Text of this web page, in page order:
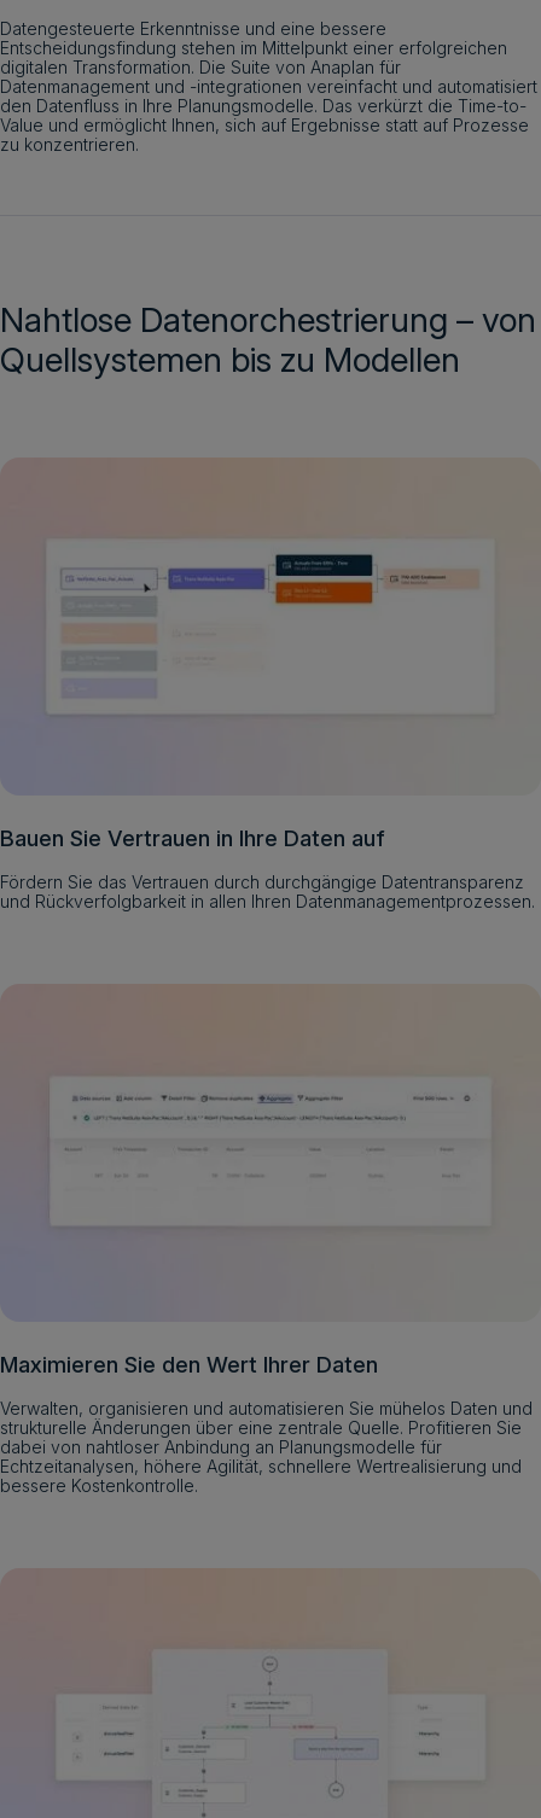
Datengesteuerte Erkenntnisse und eine bessere
Entscheidungsfindung stehen im Mittelpunkt einer erfolgreichen
digitalen Transformation. Die Suite von Anaplan für
Datenmanagement und -integrationen vereinfacht und automatisiert
den Datenfluss in Ihre Planungsmodelle. Das verkürzt die Time-to-
Value und ermöglicht Ihnen, sich auf Ergebnisse statt auf Prozesse
zu konzentrieren.
Nahtlose Datenorchestrierung – von
Quellsystemen bis zu Modellen
Bauen Sie Vertrauen in Ihre Daten auf
Fördern Sie das Vertrauen durch durchgängige Datentransparenz
und Rückverfolgbarkeit in allen Ihren Datenmanagementprozessen.
Maximieren Sie den Wert Ihrer Daten
Verwalten, organisieren und automatisieren Sie mühelos Daten und
strukturelle Änderungen über eine zentrale Quelle. Profitieren Sie
dabei von nahtloser Anbindung an Planungsmodelle für
Echtzeitanalysen, höhere Agilität, schnellere Wertrealisierung und
bessere Kostenkontrolle.